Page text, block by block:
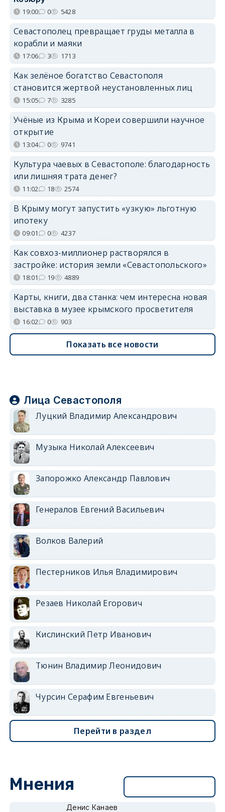
19:00 0 5428
Севастополец превращает груды металла в
корабли и маяки
17:06 3 1713
Как зелёное богатство Севастополя
становится жертвой неустановленных лиц
15:05 7 3285
Учёные из Крыма и Кореи совершили научное
открытие
13:04 0 9741
Культура чаевых в Севастополе: благодарность
или лишняя трата денег?
11:02 18 2574
В Крыму могут запустить «узкую» льготную
ипотеку
09:01 0 4237
Как совхоз-миллионер растворялся в
застройке: история земли «Севастопольского»
18:01 19 4889
Карты, книги, два станка: чем интересна новая
выставка в музее крымского просветителя
16:02 0 903
Показать все новости
Лица Севастополя
Луцкий Владимир Александрович
Музыка Николай Алексеевич
Запорожко Александр Павлович
Генералов Евгений Васильевич
Волков Валерий
Пестерников Илья Владимирович
Резаев Николай Егорович
Кислинский Петр Иванович
Тюнин Владимир Леонидович
Чурсин Серафим Евгеньевич
Перейти в раздел
Мнения
Денис Канаев